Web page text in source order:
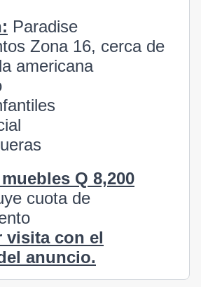
Paradise
Zona 16, cerca de
americana
Q 8,200
cuota de
visita con el
anuncio.